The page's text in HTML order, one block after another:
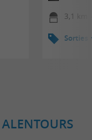
3,1 km
Sorties